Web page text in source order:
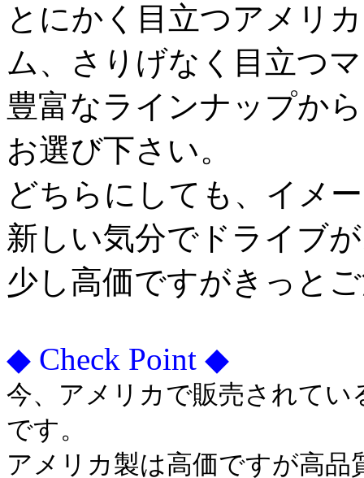
とにかく目立つアメリ
ム、さりげなく目立つ
豊富なラインナップか
お選び下さい。
どちらにしても、イメ
新しい気分でドライブ
少し高価ですがきっと
◆ Check Point ◆
今、アメリカで販売されて
です。
アメリカ製は高価ですが高